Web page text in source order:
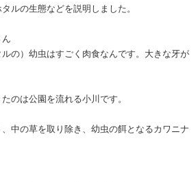
ルの生態などを説明しました。
ルの）幼虫はすごく肉食なんです。大きな牙が
のは公園を流れる小川です。
中の草を取り除き、幼虫の餌となるカワニナ